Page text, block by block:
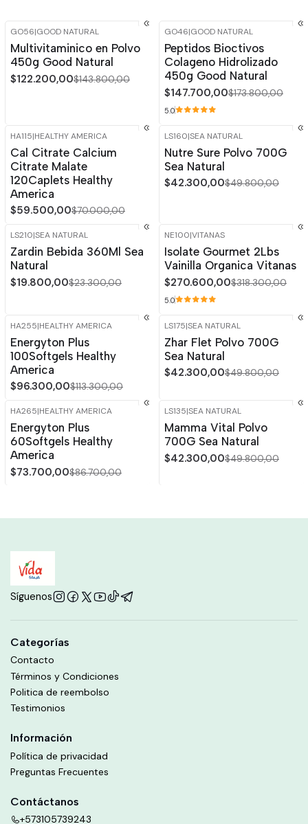
-15%
GO56|GOOD NATURAL
Multivitaminico en Polvo
450g Good Natural
$122.200,00$143.800,00
-15%
GO46|GOOD NATURAL
Peptidos Bioctivos
Colageno Hidrolizado
450g Good Natural
$147.700,00$173.800,00
5.0
-15% OFF
HA115|HEALTHY AMERICA
Cal Citrate Calcium
Citrate Malate
120Caplets Healthy
America
$59.500,00$70.000,00
-15%OFF
LS160|SEA NATURAL
Nutre Sure Polvo 700G
Sea Natural
$42.300,00$49.800,00
-15%
Agotado
LS210|SEA NATURAL
Zardin Bebida 360Ml Sea
Natural
$19.800,00$23.300,00
-15%
NE100|VITANAS
Isolate Gourmet 2Lbs
Vainilla Organica Vitanas
$270.600,00$318.300,00
5.0
-15% OFF
HA255|HEALTHY AMERICA
Energyton Plus
100Softgels Healthy
America
$96.300,00$113.300,00
-15%OFF
LS175|SEA NATURAL
Zhar Flet Polvo 700G
Sea Natural
$42.300,00$49.800,00
OFF
HA265|HEALTHY AMERICA
Energyton Plus
60Softgels Healthy
America
$73.700,00$86.700,00
-15%
LS135|SEA NATURAL
Mamma Vital Polvo
700G Sea Natural
$42.300,00$49.800,00
Síguenos
Categorías
Contacto
Términos y Condiciones
Politica de reembolso
Testimonios
Información
Política de privacidad
Preguntas Frecuentes
Contáctanos
+573105739243